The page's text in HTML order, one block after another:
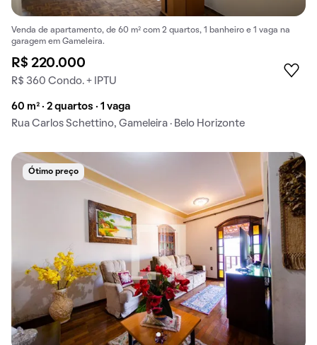
Venda de apartamento, de 60 m² com 2 quartos, 1 banheiro e 1 vaga na
garagem em Gameleira.
R$ 220.000
R$ 360 Condo. + IPTU
60 m² · 2 quartos · 1 vaga
Rua Carlos Schettino, Gameleira · Belo Horizonte
Ótimo preço